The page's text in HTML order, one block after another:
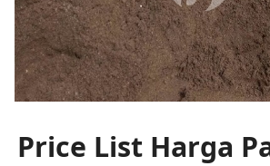
Price List Harga